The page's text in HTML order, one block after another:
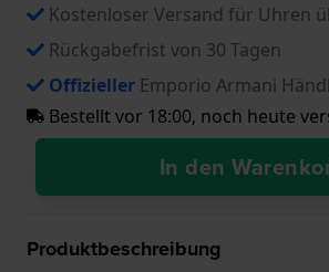
Kostenloser Versand für Uhren
Rückgabefrist von 30 Tagen
Offizieller Emporio Armani
Bestellt vor 18:00, noch heute
In den
Produktbeschreibung